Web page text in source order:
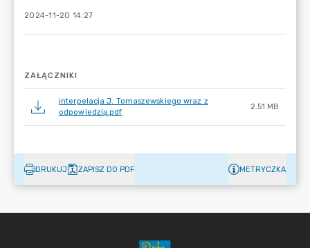
2024-11-20 14:27
ZAŁĄCZNIKI
interpelacja J. Tomaszewskiego wraz z
odpowiedzią.pdf
2.51 MB
DRUKUJ ZAPISZ DO PDF METRYCZKA